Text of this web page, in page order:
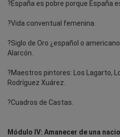
?España es pobre porque España
?Vida conventual femenina.
?Siglo de Oro ¿español o
Alarcón.
?Maestros pintores: Los Lagarto,
Rodríguez Xuárez.
?Cuadros de Castas.
Módulo IV: Amanecer de una